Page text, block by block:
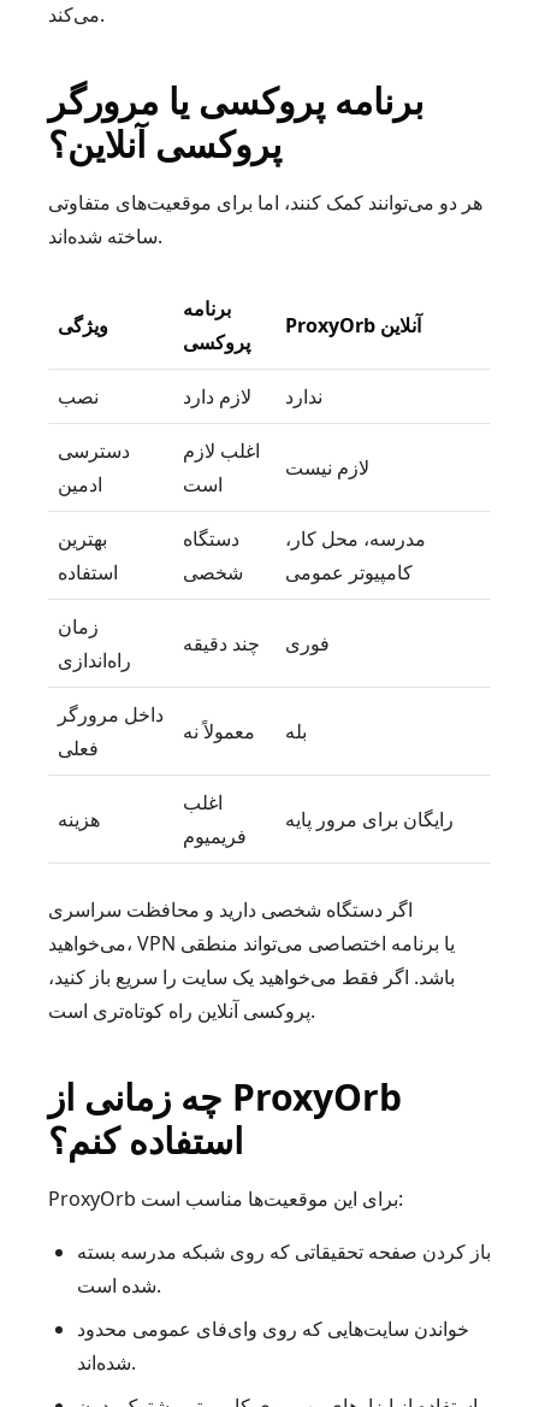
می‌کند.
برنامه پروکسی یا مرورگر
پروکسی آنلاین؟
هر دو می‌توانند کمک کنند، اما برای موقعیت‌های متفاوتی
ساخته شده‌اند.
ویژگی
برنامه
پروکسی
ProxyOrb آنلاین
نصب لازم دارد ندارد
دسترسی
ادمین
اغلب لازم
است
لازم نیست
بهترین
استفاده
دستگاه
شخصی
مدرسه، محل کار،
کامپیوتر عمومی
زمان
راه‌اندازی
چند دقیقه فوری
داخل مرورگر
فعلی
معمولاً نه بله
هزینه
اغلب
فریمیوم
رایگان برای مرور پایه
اگر دستگاه شخصی دارید و محافظت سراسری
می‌خواهید، VPN یا برنامه اختصاصی می‌تواند منطقی
باشد. اگر فقط می‌خواهید یک سایت را سریع باز کنید،
پروکسی آنلاین راه کوتاه‌تری است.
چه زمانی از ProxyOrb
استفاده کنم؟
ProxyOrb برای این موقعیت‌ها مناسب است:
باز کردن صفحه تحقیقاتی که روی شبکه مدرسه بسته
شده است.
خواندن سایت‌هایی که روی وای‌فای عمومی محدود
شده‌اند.